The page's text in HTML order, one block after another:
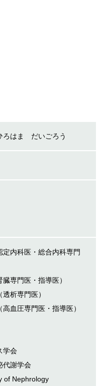
はま だいごろう
定内科医・総合内科専門
専門医・指導医）
析専門医）
血圧専門医・指導医）
学会
代謝学会
of Nephrology